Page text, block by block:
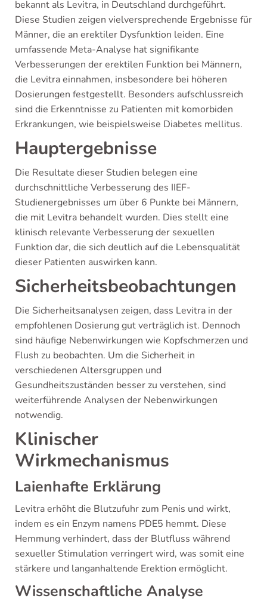
bekannt als Levitra, in Deutschland durchgeführt.
Diese Studien zeigen vielversprechende Ergebnisse für
Männer, die an erektiler Dysfunktion leiden. Eine
umfassende Meta-Analyse hat signifikante
Verbesserungen der erektilen Funktion bei Männern,
die Levitra einnahmen, insbesondere bei höheren
Dosierungen festgestellt. Besonders aufschlussreich
sind die Erkenntnisse zu Patienten mit komorbiden
Erkrankungen, wie beispielsweise Diabetes mellitus.
Hauptergebnisse
Die Resultate dieser Studien belegen eine
durchschnittliche Verbesserung des IIEF-
Studienergebnisses um über 6 Punkte bei Männern,
die mit Levitra behandelt wurden. Dies stellt eine
klinisch relevante Verbesserung der sexuellen
Funktion dar, die sich deutlich auf die Lebensqualität
dieser Patienten auswirken kann.
Sicherheitsbeobachtungen
Die Sicherheitsanalysen zeigen, dass Levitra in der
empfohlenen Dosierung gut verträglich ist. Dennoch
sind häufige Nebenwirkungen wie Kopfschmerzen und
Flush zu beobachten. Um die Sicherheit in
verschiedenen Altersgruppen und
Gesundheitszuständen besser zu verstehen, sind
weiterführende Analysen der Nebenwirkungen
notwendig.
Klinischer
Wirkmechanismus
Laienhafte Erklärung
Levitra erhöht die Blutzufuhr zum Penis und wirkt,
indem es ein Enzym namens PDE5 hemmt. Diese
Hemmung verhindert, dass der Blutfluss während
sexueller Stimulation verringert wird, was somit eine
stärkere und langanhaltende Erektion ermöglicht.
Wissenschaftliche Analyse